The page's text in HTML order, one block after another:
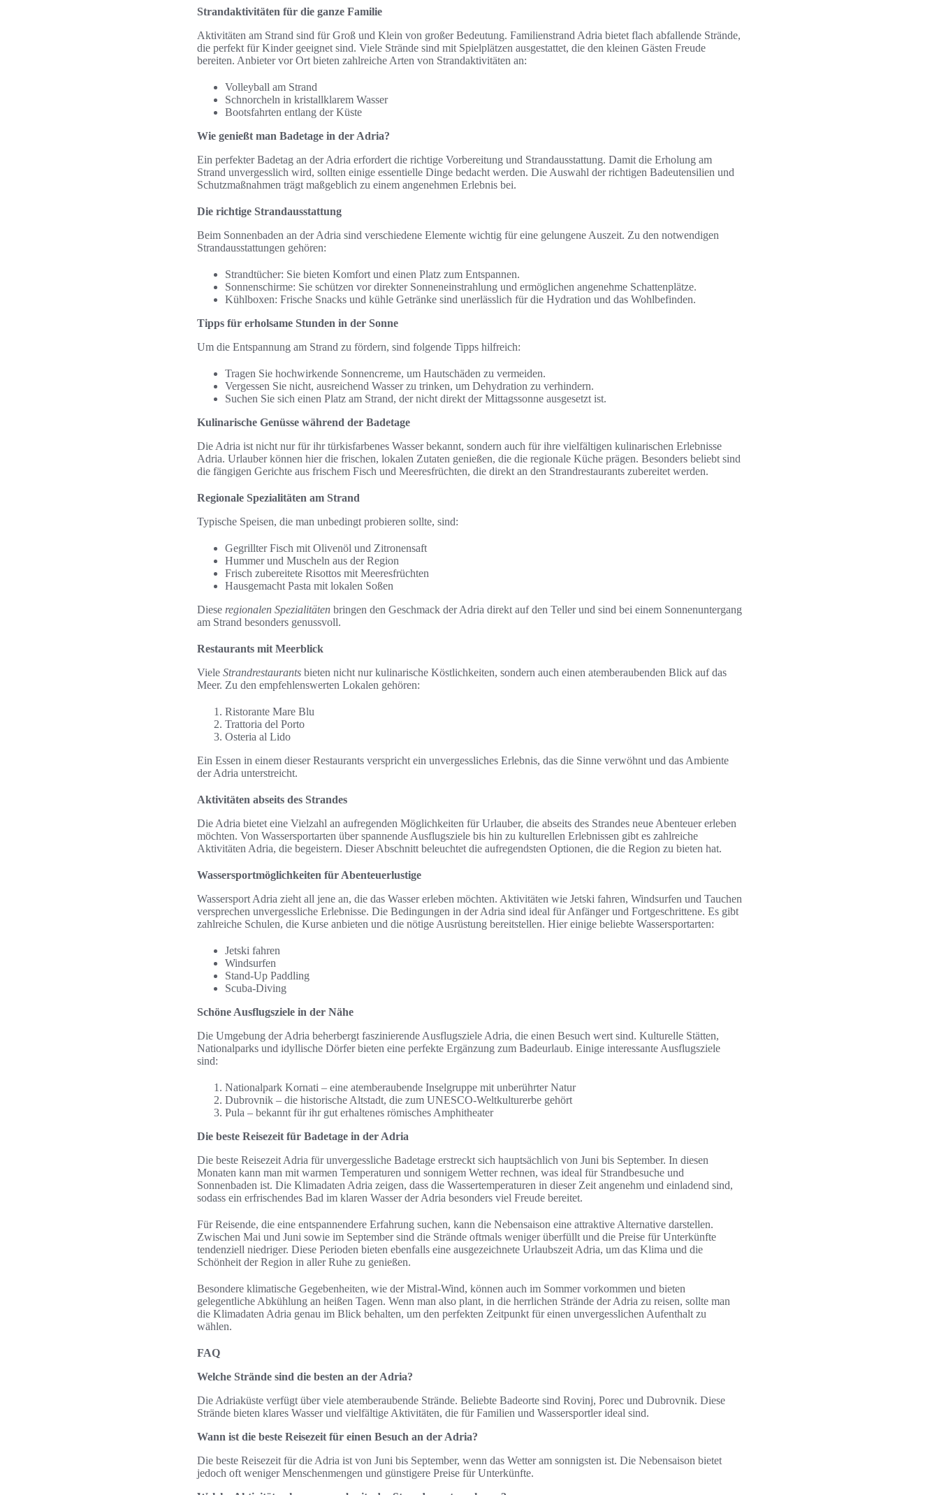
Strandaktivitäten für die ganze Familie
Aktivitäten am Strand sind für Groß und Klein von großer Bedeutung. Familienstrand Adria bietet flach abfallende Strände,
die perfekt für Kinder geeignet sind. Viele Strände sind mit Spielplätzen ausgestattet, die den kleinen Gästen Freude
bereiten. Anbieter vor Ort bieten zahlreiche Arten von Strandaktivitäten an:
Volleyball am Strand
Schnorcheln in kristallklarem Wasser
Bootsfahrten entlang der Küste
Wie genießt man Badetage in der Adria?
Ein perfekter Badetag an der Adria erfordert die richtige Vorbereitung und Strandausstattung. Damit die Erholung am
Strand unvergesslich wird, sollten einige essentielle Dinge bedacht werden. Die Auswahl der richtigen Badeutensilien und
Schutzmaßnahmen trägt maßgeblich zu einem angenehmen Erlebnis bei.
Die richtige Strandausstattung
Beim Sonnenbaden an der Adria sind verschiedene Elemente wichtig für eine gelungene Auszeit. Zu den notwendigen
Strandausstattungen gehören:
Strandtücher: Sie bieten Komfort und einen Platz zum Entspannen.
Sonnenschirme: Sie schützen vor direkter Sonneneinstrahlung und ermöglichen angenehme Schattenplätze.
Kühlboxen: Frische Snacks und kühle Getränke sind unerlässlich für die Hydration und das Wohlbefinden.
Tipps für erholsame Stunden in der Sonne
Um die Entspannung am Strand zu fördern, sind folgende Tipps hilfreich:
Tragen Sie hochwirkende Sonnencreme, um Hautschäden zu vermeiden.
Vergessen Sie nicht, ausreichend Wasser zu trinken, um Dehydration zu verhindern.
Suchen Sie sich einen Platz am Strand, der nicht direkt der Mittagssonne ausgesetzt ist.
Kulinarische Genüsse während der Badetage
Die Adria ist nicht nur für ihr türkisfarbenes Wasser bekannt, sondern auch für ihre vielfältigen kulinarischen Erlebnisse
Adria. Urlauber können hier die frischen, lokalen Zutaten genießen, die die regionale Küche prägen. Besonders beliebt sind
die fängigen Gerichte aus frischem Fisch und Meeresfrüchten, die direkt an den Strandrestaurants zubereitet werden.
Regionale Spezialitäten am Strand
Typische Speisen, die man unbedingt probieren sollte, sind:
Gegrillter Fisch mit Olivenöl und Zitronensaft
Hummer und Muscheln aus der Region
Frisch zubereitete Risottos mit Meeresfrüchten
Hausgemacht Pasta mit lokalen Soßen
Diese regionalen Spezialitäten bringen den Geschmack der Adria direkt auf den Teller und sind bei einem Sonnenuntergang
am Strand besonders genussvoll.
Restaurants mit Meerblick
Viele Strandrestaurants bieten nicht nur kulinarische Köstlichkeiten, sondern auch einen atemberaubenden Blick auf das
Meer. Zu den empfehlenswerten Lokalen gehören:
Ristorante Mare Blu
Trattoria del Porto
Osteria al Lido
Ein Essen in einem dieser Restaurants verspricht ein unvergessliches Erlebnis, das die Sinne verwöhnt und das Ambiente
der Adria unterstreicht.
Aktivitäten abseits des Strandes
Die Adria bietet eine Vielzahl an aufregenden Möglichkeiten für Urlauber, die abseits des Strandes neue Abenteuer erleben
möchten. Von Wassersportarten über spannende Ausflugsziele bis hin zu kulturellen Erlebnissen gibt es zahlreiche
Aktivitäten Adria, die begeistern. Dieser Abschnitt beleuchtet die aufregendsten Optionen, die die Region zu bieten hat.
Wassersportmöglichkeiten für Abenteuerlustige
Wassersport Adria zieht all jene an, die das Wasser erleben möchten. Aktivitäten wie Jetski fahren, Windsurfen und Tauchen
versprechen unvergessliche Erlebnisse. Die Bedingungen in der Adria sind ideal für Anfänger und Fortgeschrittene. Es gibt
zahlreiche Schulen, die Kurse anbieten und die nötige Ausrüstung bereitstellen. Hier einige beliebte Wassersportarten:
Jetski fahren
Windsurfen
Stand-Up Paddling
Scuba-Diving
Schöne Ausflugsziele in der Nähe
Die Umgebung der Adria beherbergt faszinierende Ausflugsziele Adria, die einen Besuch wert sind. Kulturelle Stätten,
Nationalparks und idyllische Dörfer bieten eine perfekte Ergänzung zum Badeurlaub. Einige interessante Ausflugsziele
sind:
Nationalpark Kornati – eine atemberaubende Inselgruppe mit unberührter Natur
Dubrovnik – die historische Altstadt, die zum UNESCO-Weltkulturerbe gehört
Pula – bekannt für ihr gut erhaltenes römisches Amphitheater
Die beste Reisezeit für Badetage in der Adria
Die beste Reisezeit Adria für unvergessliche Badetage erstreckt sich hauptsächlich von Juni bis September. In diesen
Monaten kann man mit warmen Temperaturen und sonnigem Wetter rechnen, was ideal für Strandbesuche und
Sonnenbaden ist. Die Klimadaten Adria zeigen, dass die Wassertemperaturen in dieser Zeit angenehm und einladend sind,
sodass ein erfrischendes Bad im klaren Wasser der Adria besonders viel Freude bereitet.
Für Reisende, die eine entspannendere Erfahrung suchen, kann die Nebensaison eine attraktive Alternative darstellen.
Zwischen Mai und Juni sowie im September sind die Strände oftmals weniger überfüllt und die Preise für Unterkünfte
tendenziell niedriger. Diese Perioden bieten ebenfalls eine ausgezeichnete Urlaubszeit Adria, um das Klima und die
Schönheit der Region in aller Ruhe zu genießen.
Besondere klimatische Gegebenheiten, wie der Mistral-Wind, können auch im Sommer vorkommen und bieten
gelegentliche Abkühlung an heißen Tagen. Wenn man also plant, in die herrlichen Strände der Adria zu reisen, sollte man
die Klimadaten Adria genau im Blick behalten, um den perfekten Zeitpunkt für einen unvergesslichen Aufenthalt zu
wählen.
FAQ
Welche Strände sind die besten an der Adria?
Die Adriaküste verfügt über viele atemberaubende Strände. Beliebte Badeorte sind Rovinj, Porec und Dubrovnik. Diese
Strände bieten klares Wasser und vielfältige Aktivitäten, die für Familien und Wassersportler ideal sind.
Wann ist die beste Reisezeit für einen Besuch an der Adria?
Die beste Reisezeit für die Adria ist von Juni bis September, wenn das Wetter am sonnigsten ist. Die Nebensaison bietet
jedoch oft weniger Menschenmengen und günstigere Preise für Unterkünfte.